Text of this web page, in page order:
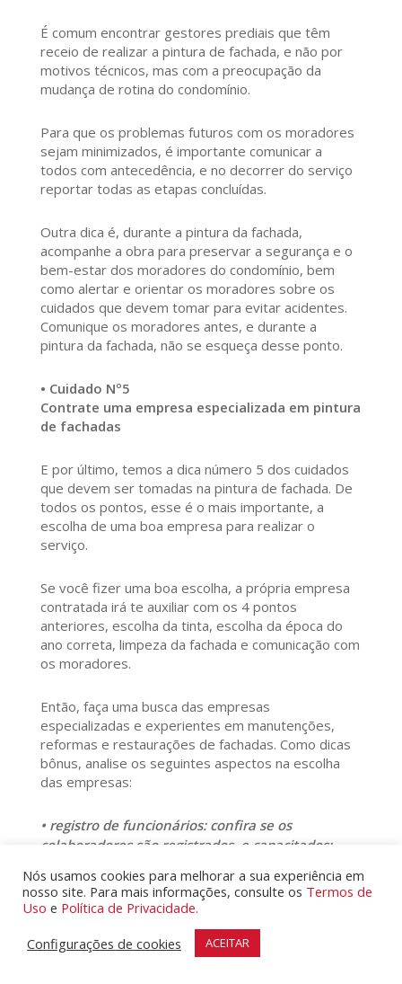
É comum encontrar gestores prediais que têm
receio de realizar a pintura de fachada, e não por
motivos técnicos, mas com a preocupação da
mudança de rotina do condomínio.
Para que os problemas futuros com os moradores
sejam minimizados, é importante comunicar a
todos com antecedência, e no decorrer do serviço
reportar todas as etapas concluídas.
Outra dica é, durante a pintura da fachada,
acompanhe a obra para preservar a segurança e o
bem-estar dos moradores do condomínio, bem
como alertar e orientar os moradores sobre os
cuidados que devem tomar para evitar acidentes.
Comunique os moradores antes, e durante a
pintura da fachada, não se esqueça desse ponto.
• Cuidado Nº5
Contrate uma empresa especializada em pintura
de fachadas
E por último, temos a dica número 5 dos cuidados
que devem ser tomadas na pintura de fachada. De
todos os pontos, esse é o mais importante, a
escolha de uma boa empresa para realizar o
serviço.
Se você fizer uma boa escolha, a própria empresa
contratada irá te auxiliar com os 4 pontos
anteriores, escolha da tinta, escolha da época do
ano correta, limpeza da fachada e comunicação com
os moradores.
Então, faça uma busca das empresas
especializadas e experientes em manutenções,
reformas e restaurações de fachadas. Como dicas
bônus, analise os seguintes aspectos na escolha
das empresas:
• registro de funcionários: confira se os
colaboradores são registrados, e capacitados;
equipamentos de proteção individual (EPIs) e se
os colaboradores possuem os treinamentos de
• documentação e alvarás: verifique se a
Nós usamos cookies para melhorar a sua experiência em
nosso site. Para mais informações, consulte os Termos de
Uso e Política de Privacidade.
Configurações de cookies
ACEITAR